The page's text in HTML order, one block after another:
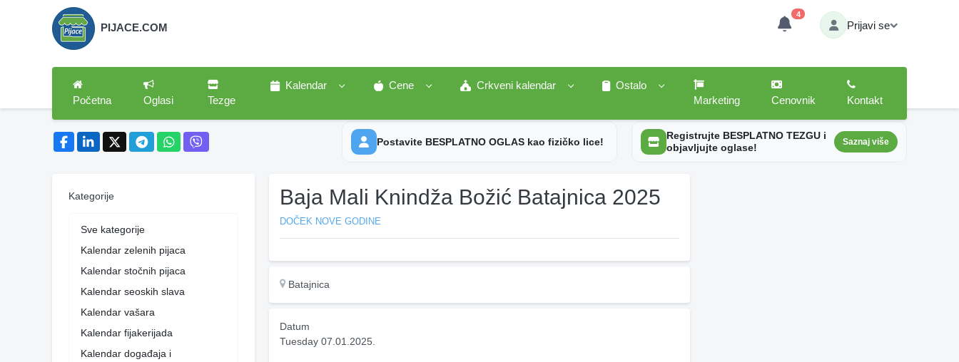
PIJACE.COM
4
Prijavi se
Početna Oglasi Tezge
Kalendar Cene Crkveni kalendar
Ostalo
Marketing
Cenovnik Kontakt
Postavite BESPLATNO OGLAS kao fizičko lice!
Registrujte BESPLATNO TEZGU i
objavljujte oglase!
Saznaj više
Kategorije
Sve kategorije
Kalendar zelenih pijaca
Kalendar stočnih pijaca
Kalendar seoskih slava
Kalendar vašara
Kalendar fijakerijada
Kalendar događaja i
Baja Mali Knindža Božić Batajnica 2025
DOČEK NOVE GODINE
Batajnica
Datum
Tuesday 07.01.2025.